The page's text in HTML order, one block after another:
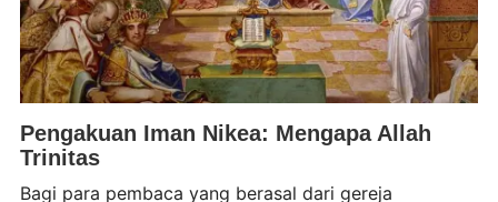
Pengakuan Iman Nikea: Mengapa Allah
Trinitas
Bagi para pembaca yang berasal dari gereja